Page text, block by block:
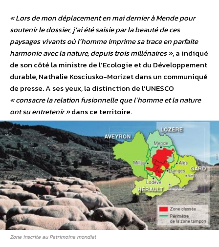
« Lors de mon déplacement en mai dernier à Mende pour
soutenir le dossier, j’ai été saisie par la beauté de ces
paysages vivants où l’homme imprime sa trace en parfaite
harmonie avec la nature, depuis trois millénaires », a indiqué
de son côté la ministre de l’Ecologie et du Développement
durable, Nathalie Kosciusko-Morizet dans un communiqué
de presse. A ses yeux, la distinction de l’UNESCO
« consacre la relation fusionnelle que l’homme et la nature
ont su entretenir »dans ce territoire.
Zone inscrite au Patrimoine mondial